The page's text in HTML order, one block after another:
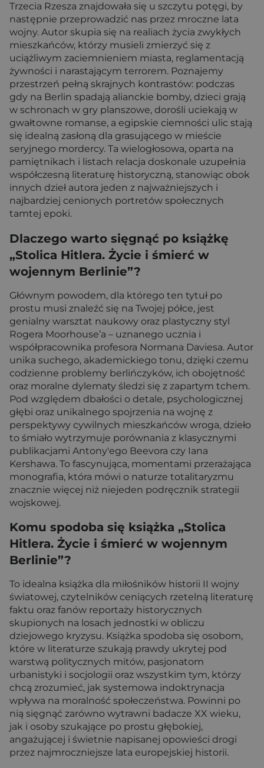
Trzecia Rzesza znajdowała się u szczytu potęgi, by
następnie przeprowadzić nas przez mroczne lata
wojny. Autor skupia się na realiach życia zwykłych
mieszkańców, którzy musieli zmierzyć się z
uciążliwym zaciemnieniem miasta, reglamentacją
żywności i narastającym terrorem. Poznajemy
przestrzeń pełną skrajnych kontrastów: podczas
gdy na Berlin spadają alianckie bomby, dzieci grają
w schronach w gry planszowe, dorośli uciekają w
gwałtowne romanse, a egipskie ciemności ulic stają
się idealną zasłoną dla grasującego w mieście
seryjnego mordercy. Ta wielogłosowa, oparta na
pamiętnikach i listach relacja doskonale uzupełnia
współczesną literaturę historyczną, stanowiąc obok
innych dzieł autora jeden z najważniejszych i
najbardziej cenionych portretów społecznych
tamtej epoki.
Dlaczego warto sięgnąć po książkę
„Stolica Hitlera. Życie i śmierć w
wojennym Berlinie”?
Głównym powodem, dla którego ten tytuł po
prostu musi znaleźć się na Twojej półce, jest
genialny warsztat naukowy oraz plastyczny styl
Rogera Moorhouse’a – uznanego ucznia i
współpracownika profesora Normana Daviesa. Autor
unika suchego, akademickiego tonu, dzięki czemu
codzienne problemy berlińczyków, ich obojętność
oraz moralne dylematy śledzi się z zapartym tchem.
Pod względem dbałości o detale, psychologicznej
głębi oraz unikalnego spojrzenia na wojnę z
perspektywy cywilnych mieszkańców wroga, dzieło
to śmiało wytrzymuje porównania z klasycznymi
publikacjami Antony'ego Beevora czy Iana
Kershawa. To fascynująca, momentami przerażająca
monografia, która mówi o naturze totalitaryzmu
znacznie więcej niż niejeden podręcznik strategii
wojskowej.
Komu spodoba się książka „Stolica
Hitlera. Życie i śmierć w wojennym
Berlinie”?
To idealna książka dla miłośników historii II wojny
światowej, czytelników ceniących rzetelną literaturę
faktu oraz fanów reportaży historycznych
skupionych na losach jednostki w obliczu
dziejowego kryzysu. Książka spodoba się osobom,
które w literaturze szukają prawdy ukrytej pod
warstwą politycznych mitów, pasjonatom
urbanistyki i socjologii oraz wszystkim tym, którzy
chcą zrozumieć, jak systemowa indoktrynacja
wpływa na moralność społeczeństwa. Powinni po
nią sięgnąć zarówno wytrawni badacze XX wieku,
jak i osoby szukające po prostu głębokiej,
angażującej i świetnie napisanej opowieści drogi
przez najmroczniejsze lata europejskiej historii.